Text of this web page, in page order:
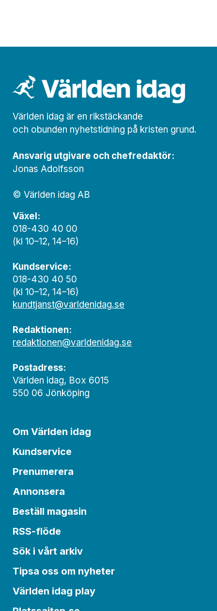
Världen idag är en rikstäckande
och obunden nyhets­­­tidning på kristen grund.
Ansvarig utgivare och chef­redaktör:
Jonas Adolfsson
© Världen idag AB
Växel:
018-430 40 00
(kl 10–12, 14–16)
Kundservice:
018-430 40 50
(kl 10–12, 14–16)
kundtjanst@varldenidag.se
Redaktionen:
redaktionen@varldenidag.se
Postadress:
Världen idag, Box 6015
550 06 Jönköping
Om Världen idag
Kundservice
Prenumerera
Annonsera
Beställ magasin
RSS-flöde
Sök i vårt arkiv
Tipsa oss om nyheter
Världen idag play